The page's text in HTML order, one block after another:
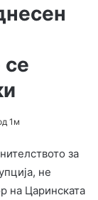
1м
за
не
на Царинската